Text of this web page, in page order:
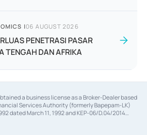
|06 AUGUST 2026
PENETRASI PASAR
TENGAH DAN AFRIKA
a business license as a Broker-Dealer based
Services Authority (formerly Bapepam-LK)
dated March 11, 1992 and KEP-06/D.04/2014
a business license as an Underwriter based on the
Authority Number KEP-12/PM/PEE/1997